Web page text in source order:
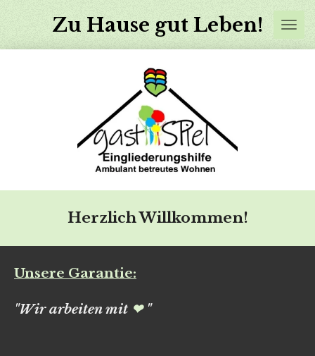
Hauptinhalt
springen
Zu Hause gut Leben!
Herzlich Willkommen!
Unsere Garantie:
"Wir arbeiten mit ❤"